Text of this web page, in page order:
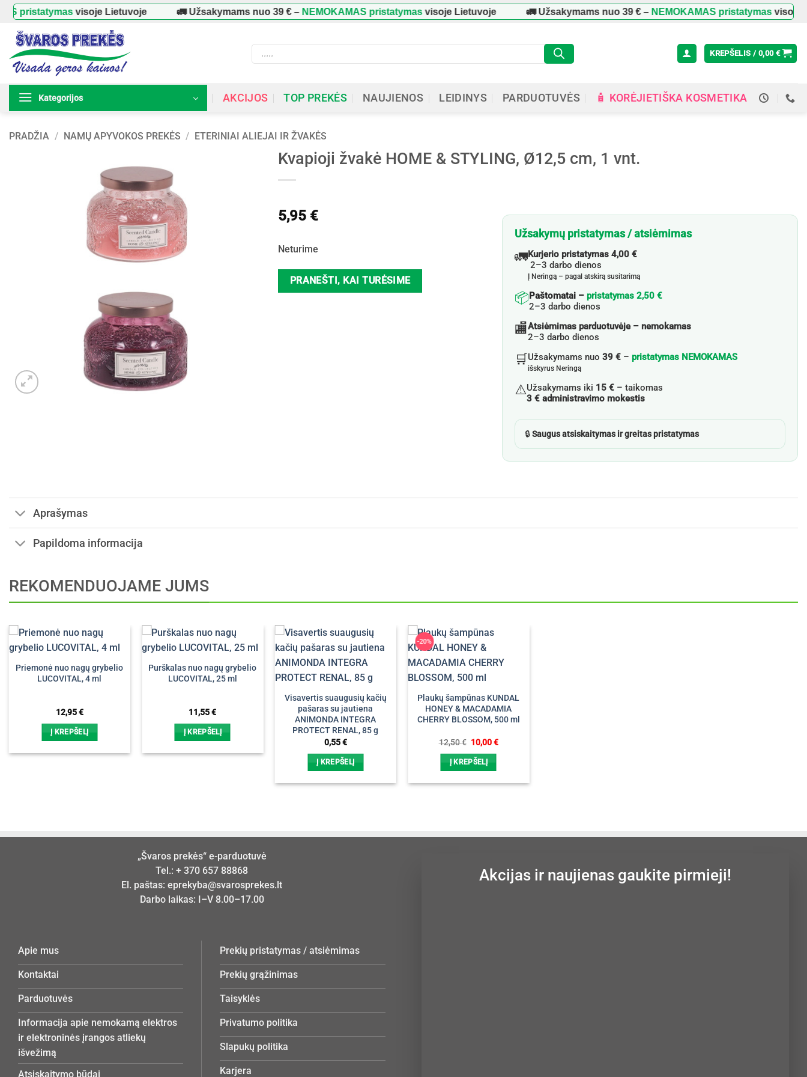
Skip
content
visoje Lietuvoje 🚛 Užsakymams nuo39 €– NEMOKAMAS pristatymasvisoje Lietuvoje 🚛 Užsakymams nuo39 €– NEMOKAMAS pristatymasvisoje
Products
search
KREPŠELIS / 0,00 €
Kategorijos AKCIJOS TOP PREKĖS NAUJIENOS LEIDINYS PARDUOTUVĖS 🧴 KORĖJIETIŠKA KOSMETIKA
PRADŽIA / NAMŲ APYVOKOS PREKĖS / ETERINIAI ALIEJAI IR ŽVAKĖS
Kvapioji žvakė HOME & STYLING, Ø12,5 cm, 1 vnt.
5,95 €
Neturime
PRANEŠTI, KAI TURĖSIME
Užsakymų pristatymas / atsiėmimas
🚛Kurjerio pristatymas 4,00 €
2–3 darbo dienos
Į Neringą – pagal atskirą susitarimą
📦Paštomatai – pristatymas 2,50 €
2–3 darbo dienos
🏬Atsiėmimas parduotuvėje – nemokamas
2–3 darbo dienos
🛒Užsakymams nuo39 € – pristatymas NEMOKAMAS
išskyrus Neringą
⚠️Užsakymams iki 15 € – taikomas
3 € administravimo mokestis
🔒Saugus atsiskaitymas ir greitas pristatymas
Aprašymas
Papildoma informacija
REKOMENDUOJAME JUMS
Priemonė nuo nagų grybelio
LUCOVITAL, 4 ml
12,95€
Į KREPŠELĮ
Purškalas nuo nagų grybelio
LUCOVITAL, 25 ml
11,55€
Į KREPŠELĮ
Visavertis suaugusių kačių
pašaras su jautiena
ANIMONDA INTEGRA
PROTECT RENAL, 85 g
0,55€
Į KREPŠELĮ
-20%
Plaukų šampūnas KUNDAL
HONEY & MACADAMIA
CHERRY BLOSSOM, 500 ml
12,50€ Original
was:
12,50 €.
10,00€Current
Į KREPŠELĮ
„Švaros prekės“ e-parduotuvė
Tel.: + 370 657 88868
El. paštas: eprekyba@svarosprekes.lt
Darbo laikas: I–V 8.00–17.00
Apie mus
Kontaktai
Parduotuvės
Informacija apie nemokamą elektros
ir elektroninės įrangos atliekų
išvežimą
Atsiskaitymo būdai
Prekių pristatymas / atsiėmimas
Prekių grąžinimas
Taisyklės
Privatumo politika
Slapukų politika
Karjera
Akcijas ir naujienas gaukite pirmieji!